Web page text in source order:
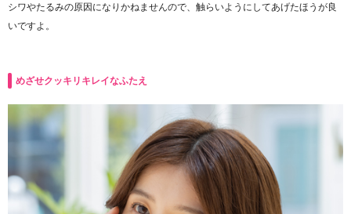
シワやたるみの原因になりかねませんので、触らいようにしてあげたほうが良
いですよ。
めざせクッキリキレイなふたえ